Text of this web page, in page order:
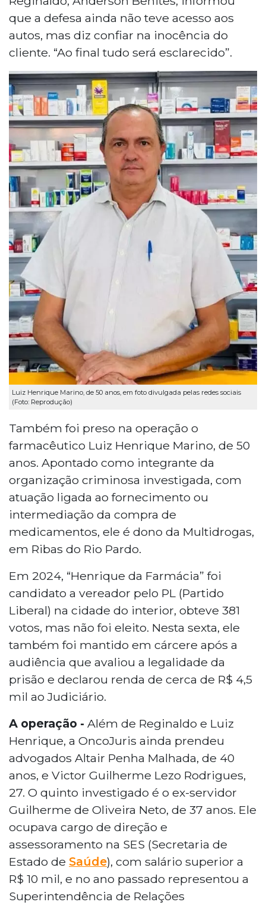
que a defesa ainda não teve acesso aos
autos, mas diz confiar na inocência do
cliente. “Ao final tudo será esclarecido”.
Luiz Henrique Marino, de 50 anos, em foto divulgada pelas redes sociais
(Foto: Reprodução)
Também foi preso na operação o
farmacêutico Luiz Henrique Marino, de 50
anos. Apontado como integrante da
organização criminosa investigada, com
atuação ligada ao fornecimento ou
intermediação da compra de
medicamentos, ele é dono da Multidrogas,
em Ribas do Rio Pardo.
Em 2024, “Henrique da Farmácia” foi
candidato a vereador pelo PL (Partido
Liberal) na cidade do interior, obteve 381
votos, mas não foi eleito. Nesta sexta, ele
também foi mantido em cárcere após a
audiência que avaliou a legalidade da
prisão e declarou renda de cerca de R$ 4,5
mil ao Judiciário.
A operação - Além de Reginaldo e Luiz
Henrique, a OncoJuris ainda prendeu
advogados Altair Penha Malhada, de 40
anos, e Victor Guilherme Lezo Rodrigues,
27. O quinto investigado é o ex-servidor
Guilherme de Oliveira Neto, de 37 anos. Ele
ocupava cargo de direção e
assessoramento na SES (Secretaria de
Estado de Saúde), com salário superior a
R$ 10 mil, e no ano passado representou a
Superintendência de Relações